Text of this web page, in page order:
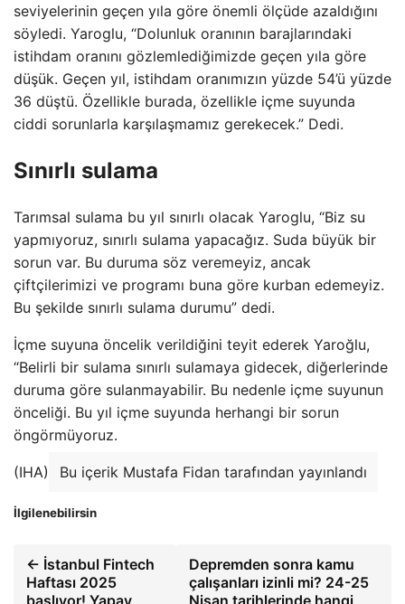
seviyelerinin geçen yıla göre önemli ölçüde azaldığını
söyledi. Yaroglu, “Dolunluk oranının barajlarındaki
istihdam oranını gözlemlediğimizde geçen yıla göre
düşük. Geçen yıl, istihdam oranımızın yüzde 54’ü yüzde
36 düştü. Özellikle burada, özellikle içme suyunda
ciddi sorunlarla karşılaşmamız gerekecek.” Dedi.
Sınırlı sulama
Tarımsal sulama bu yıl sınırlı olacak Yaroglu, “Biz su
yapmıyoruz, sınırlı sulama yapacağız. Suda büyük bir
sorun var. Bu duruma söz veremeyiz, ancak
çiftçilerimizi ve programı buna göre kurban edemeyiz.
Bu şekilde sınırlı sulama durumu” dedi.
İçme suyuna öncelik verildiğini teyit ederek Yaroğlu,
“Belirli bir sulama sınırlı sulamaya gidecek, diğerlerinde
duruma göre sulanmayabilir. Bu nedenle içme suyunun
önceliği. Bu yıl içme suyunda herhangi bir sorun
öngörmüyoruz.
(IHA) Bu içerik Mustafa Fidan tarafından yayınlandı
İlgilenebilirsin
← İstanbul Fintech
Haftası 2025
başlıyor! Yapay
Depremden sonra kamu
çalışanları izinli mi? 24-25
Nisan tarihlerinde hangi